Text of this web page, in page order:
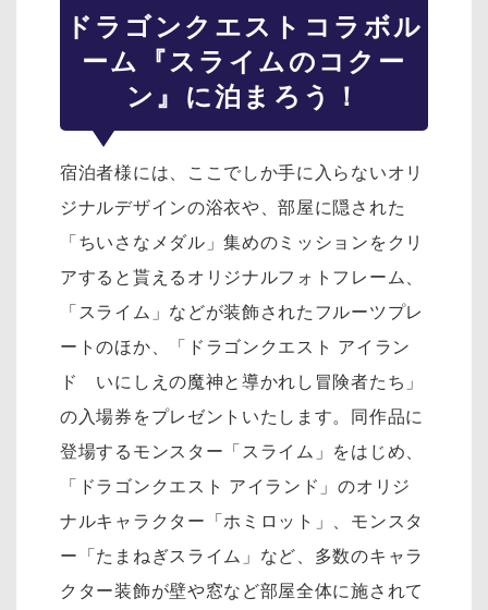
ドラゴンクエスト コラボル
ーム『スライムのコクー
ン』に泊まろう！
宿泊者様には、ここでしか手に入らないオリ
ジナルデザインの浴衣や、部屋に隠された
「ちいさなメダル」集めのミッションをクリ
アすると貰えるオリジナルフォトフレーム、
「スライム」などが装飾されたフルーツプレ
ートのほか、「ドラゴンクエスト アイラン
ド いにしえの魔神と導かれし冒険者たち」
の入場券をプレゼントいたします。同作品に
登場するモンスター「スライム」をはじめ、
「ドラゴンクエスト アイランド」のオリジ
ナルキャラクター「ホミロット」、モンスタ
ー「たまねぎスライム」など、多数のキャラ
クター装飾が壁や窓など部屋全体に施されて